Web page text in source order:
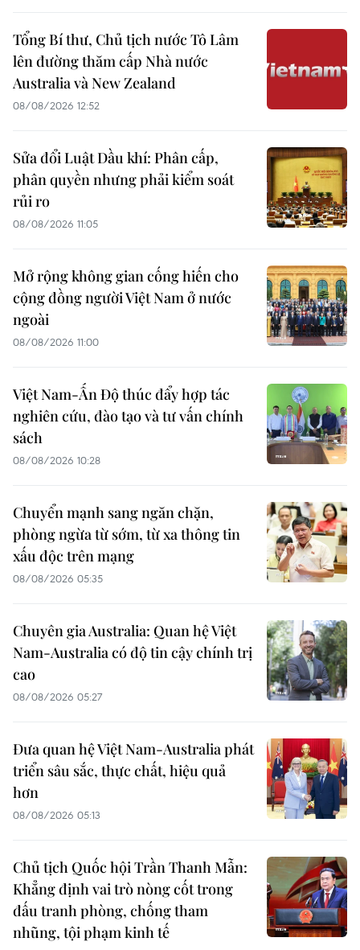
Tổng Bí thư, Chủ tịch nước Tô Lâm
lên đường thăm cấp Nhà nước
Australia và New Zealand
08/08/2026 12:52
Sửa đổi Luật Dầu khí: Phân cấp,
phân quyền nhưng phải kiểm soát
rủi ro
08/08/2026 11:05
Mở rộng không gian cống hiến cho
cộng đồng người Việt Nam ở nước
ngoài
08/08/2026 11:00
Việt Nam-Ấn Độ thúc đẩy hợp tác
nghiên cứu, đào tạo và tư vấn chính
sách
08/08/2026 10:28
Chuyển mạnh sang ngăn chặn,
phòng ngừa từ sớm, từ xa thông tin
xấu độc trên mạng
08/08/2026 05:35
Chuyên gia Australia: Quan hệ Việt
Nam-Australia có độ tin cậy chính trị
cao
08/08/2026 05:27
Đưa quan hệ Việt Nam-Australia phát
triển sâu sắc, thực chất, hiệu quả
hơn
08/08/2026 05:13
Chủ tịch Quốc hội Trần Thanh Mẫn:
Khẳng định vai trò nòng cốt trong
đấu tranh phòng, chống tham
nhũng, tội phạm kinh tế